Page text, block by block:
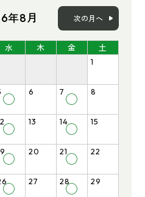
年8月 次の月へ
水 木 金 土
1
◯
6 7
◯
8
◯
13 14
◯
15
◯
20 21
◯
22
◯
27 28
◯
29